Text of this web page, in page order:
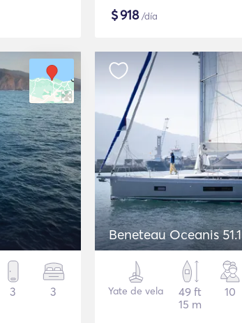
$918/día
3 3
Beneteau Oceanis 51.1
Yate de vela
49 ft
15 m
10